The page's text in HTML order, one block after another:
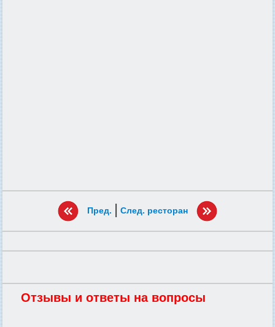
Пред. | След. ресторан
Отзывы и ответы на вопросы